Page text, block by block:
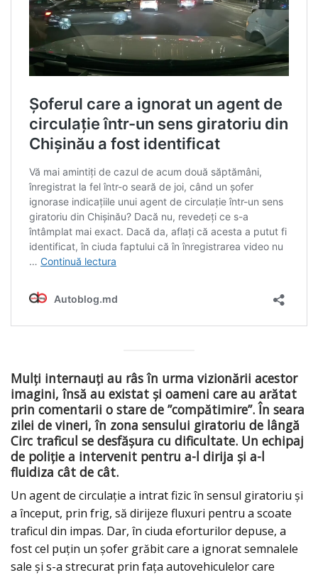
Mulți internauți au râs în urma vizionării acestor
imagini, însă au existat și oameni care au arătat
prin comentarii o stare de ”compătimire”. În seara
zilei de vineri, în zona sensului giratoriu de lângă
Circ traficul se desfășura cu dificultate. Un echipaj
de poliție a intervenit pentru a-l dirija și a-l
fluidiza cât de cât.
Un agent de circulație a intrat fizic în sensul giratoriu și
a început, prin frig, să dirijeze fluxuri pentru a scoate
traficul din impas. Dar, în ciuda eforturilor depuse, a
fost cel puțin un șofer grăbit care a ignorat semnalele
sale și s-a strecurat prin fața autovehiculelor care